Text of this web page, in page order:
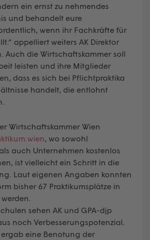
ein ernst zu nehmendes
und behandelt eure
wenn ihr Fachkräfte für
appelliert weiters AK Direktor
Auch die Wirtschaftskammer soll
leisten und ihre Mitglieder
dass es sich bei Pflichtpraktika
handelt, die entlohnt
Wirtschaftskammer Wien
, wo sowohl
auch Unternehmen kostenlos
ist vielleicht ein Schritt in die
Laut eigenen Angaben konnten
bisher 67 Praktikumsplätze in
sehen AK und GPA-djp
noch Verbesserungspotenzial.
eine Benotung der